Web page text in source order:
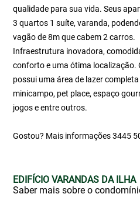
qualidade para sua vida. Seus
3 quartos 1 suíte, varanda,
vagão de 8m que cabem 2 carros.
Infraestrutura inovadora,
conforto e uma ótima localização.
possui uma área de lazer
minicampo, pet place, espaço
jogos e entre outros.
Gostou? Mais informações 3445
EDIFÍCIO VARANDAS DA ILHA
Saber mais sobre o